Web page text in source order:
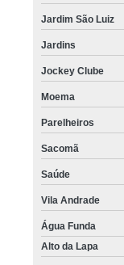
Jardim São Luiz
Jardins
Jockey Clube
Moema
Parelheiros
Sacomã
Saúde
Vila Andrade
Água Funda
Alto da Lapa